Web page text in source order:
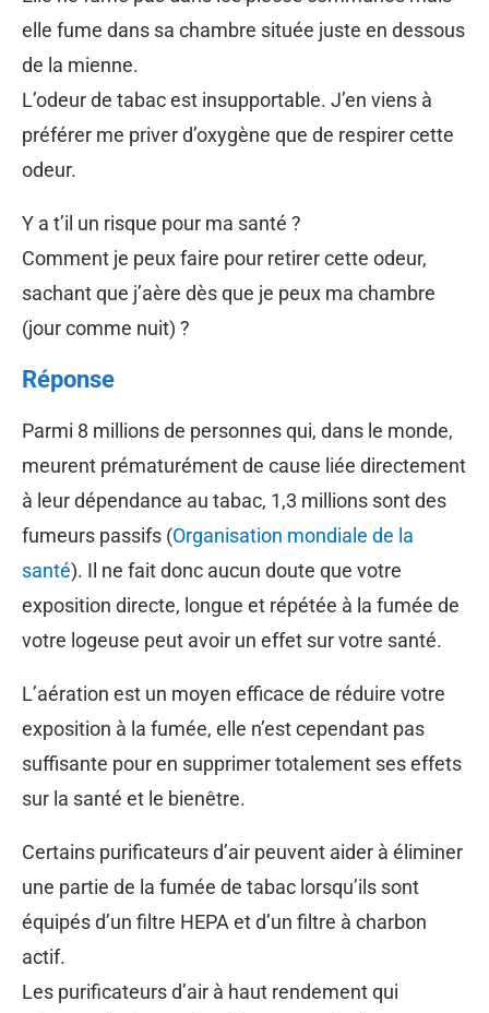
elle fume dans sa chambre située juste en dessous
de la mienne.
L’odeur de tabac est insupportable. J’en viens à
préférer me priver d’oxygène que de respirer cette
odeur.
Y a t’il un risque pour ma santé ?
Comment je peux faire pour retirer cette odeur,
sachant que j’aère dès que je peux ma chambre
(jour comme nuit) ?
Réponse
Parmi 8 millions de personnes qui, dans le monde,
meurent prématurément de cause liée directement
à leur dépendance au tabac, 1,3 millions sont des
fumeurs passifs (Organisation mondiale de la
santé). Il ne fait donc aucun doute que votre
exposition directe, longue et répétée à la fumée de
votre logeuse peut avoir un effet sur votre santé.
L’aération est un moyen efficace de réduire votre
exposition à la fumée, elle n’est cependant pas
suffisante pour en supprimer totalement ses effets
sur la santé et le bienêtre.
Certains purificateurs d’air peuvent aider à éliminer
une partie de la fumée de tabac lorsqu’ils sont
équipés d’un filtre HEPA et d’un filtre à charbon
actif.
Les purificateurs d’air à haut rendement qui